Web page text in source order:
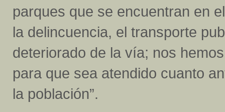
parques que se encuentran en
la delincuencia, el transporte
deteriorado de la vía; nos
para que sea atendido cuanto
la población”.